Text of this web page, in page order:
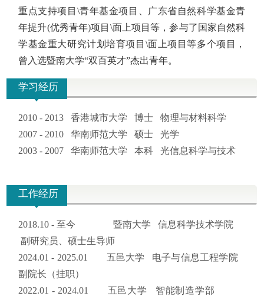
重点支持项目\青年基金项目、广东省自然科学基金青
年提升(优秀青年)项目 \面上项目等，参与了国家自然科
学基金重大研究计划培育项目\面上项目等多个项目，
曾入选暨南大学“双百英才”杰出青年。
学习经历
2010 - 2013 香港城市大学 博士 物理与材料科学
2007 - 2010 华南师范大学 硕士 光学
2003 - 2007 华南师范大学 本科 光信息科学与技术
工作经历
2018.10 - 至今 暨南大学 信息科学技术学院
副研究员、硕士生导师
2024.01 - 2025.01
五邑大学 电子与信息工程学院
副院长（挂职）
2022.01 - 2024.01 五邑大学 智能制造学部